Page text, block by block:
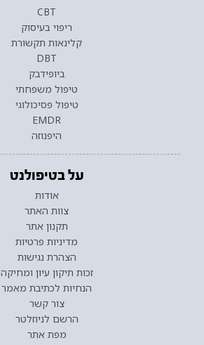
CBT
ריפוי בעיסוק
קלינאות תקשורת
DBT
ביופידבק
טיפול משפחתי
טיפול פסיכולוגי
EMDR
היפנוזה
על בטיפולנט
אודות
צוות האתר
תקנון אתר
מדיניות פרטיות
הצהרת נגישות
זכות תיקון עיון ומחיקה
הנחיות לכתיבת מאמר
צור קשר
הרשם לניוזלטר
מפת אתר